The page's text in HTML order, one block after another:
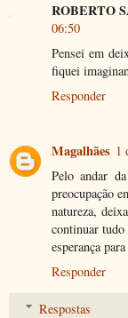
ROBERTO
06:50
Pensei em
fiquei
Responder
Magalhães 1
Pelo andar
preocupação
natureza,
continuar
esperança
Responder
Respostas